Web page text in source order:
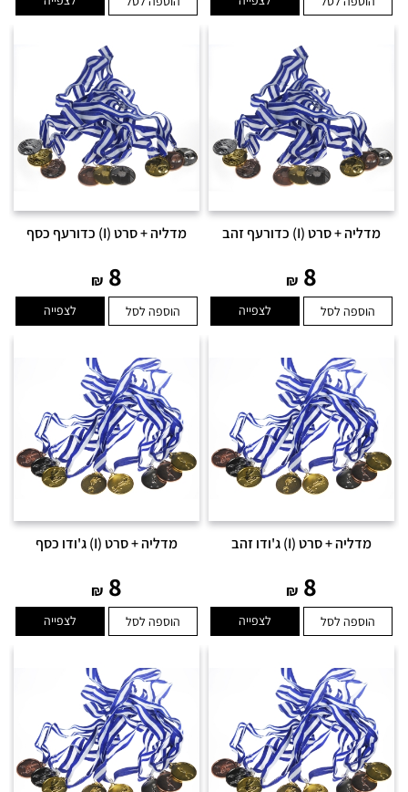
מדליה + סרט (I) כדורעף זהב
8
₪
הוספה לסל לצפייה
מדליה + סרט (I) כדורעף כסף
8
₪
הוספה לסל לצפייה
מדליה + סרט (I) ג'ודו זהב
8
₪
הוספה לסל לצפייה
מדליה + סרט (I) ג'ודו כסף
8
₪
הוספה לסל לצפייה